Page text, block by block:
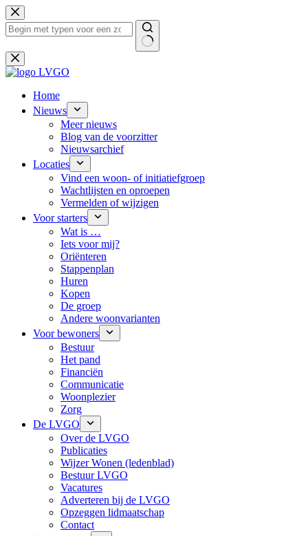
Ga
naar
de
Geen
resultaten
Home
Nieuws
Meer nieuws
Blog van de voorzitter
Nieuwsarchief
Locaties
Vind een woon- of initiatiefgroep
Wachtlijsten en oproepen
Vermelden of wijzigen
Voor starters
Wat is …
Iets voor mij?
Oriënteren
Stappenplan
Huren
Kopen
De groep
Andere woonvarianten
Voor bewoners
Bestuur
Het pand
Financiën
Communicatie
Woonplezier
Zorg
De LVGO
Over de LVGO
Publicaties
Wijzer Wonen (ledenblad)
Bestuur LVGO
Vacatures
Adverteren bij de LVGO
Opzeggen lidmaatschap
Contact